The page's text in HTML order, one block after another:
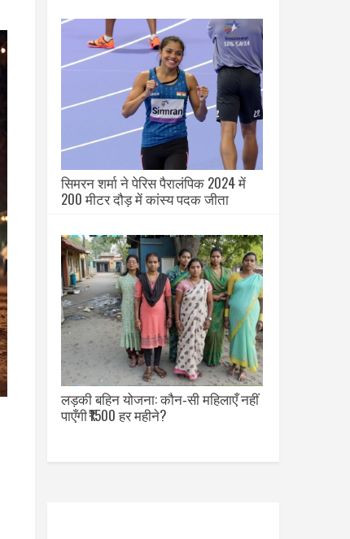
सिमरन शर्मा ने पेरिस पैरालंपिक 2024 में
200 मीटर दौड़ में कांस्य पदक जीता
लड़की बहिन योजना: कौन‑सी महिलाएँ नहीं
पाएँगी ₹1500 हर महीने?